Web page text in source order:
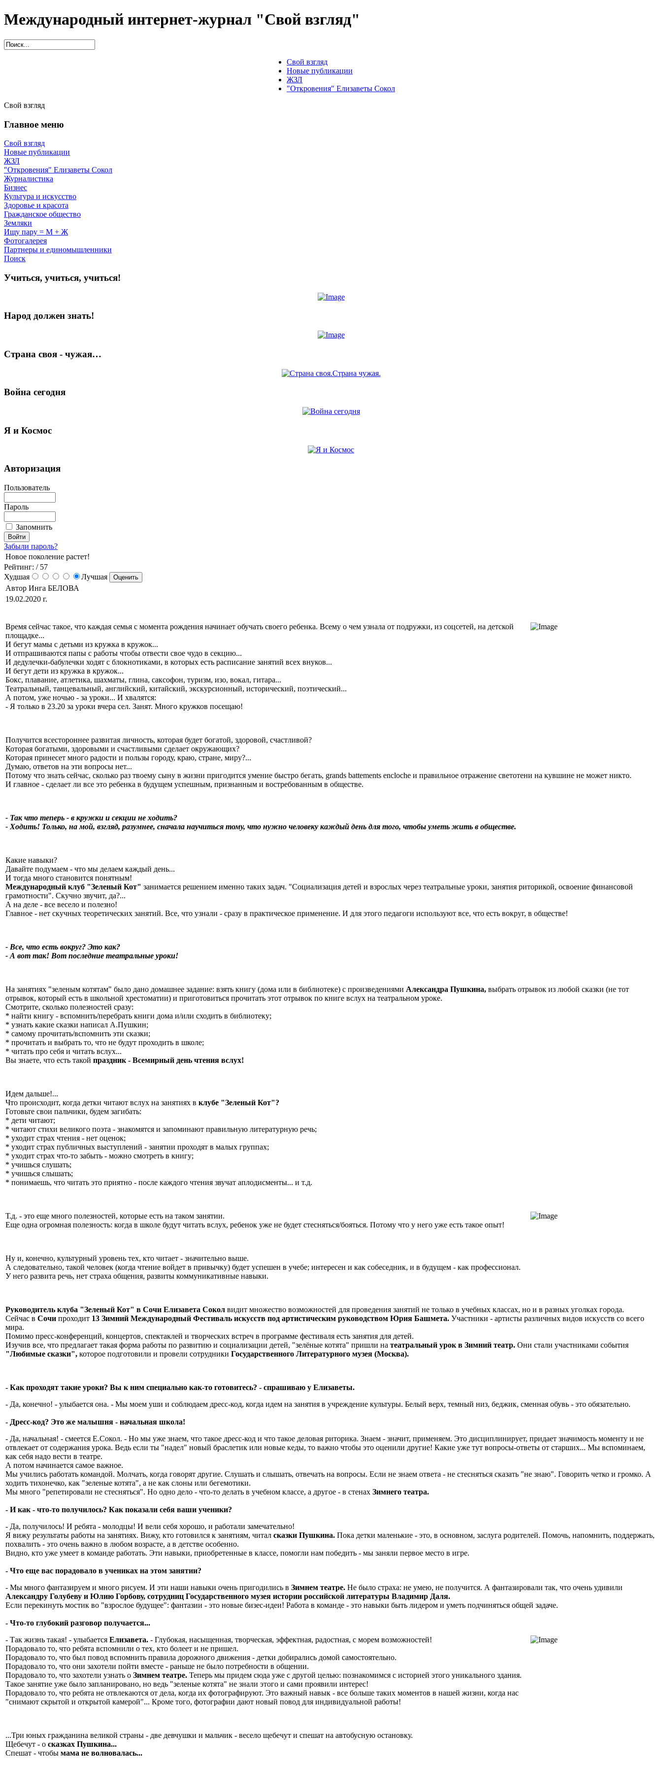
Международный интернет-журнал "Свой взгляд"
Свой взгляд
Новые публикации
ЖЗЛ
"Откровения" Елизаветы Сокол
Свой взгляд
Главное меню
Свой взгляд
Новые публикации
ЖЗЛ
"Откровения" Елизаветы Сокол
Журналистика
Бизнес
Культура и искусство
Здоровье и красота
Гражданское общество
Земляки
Ищу пару = М + Ж
Фотогалерея
Партнеры и единомышленники
Поиск
Учиться, учиться, учиться!
Народ должен знать!
Страна своя - чужая…
Война сегодня
Я и Космос
Авторизация
Пользователь
Пароль
Запомнить
Забыли пароль?
Новое поколение растет!
Рейтинг: / 57
Худшая
Лучшая
Автор Инга БЕЛОВА
19.02.2020 г.
Время сейчас такое, что каждая семья с момента рождения начинает обучать своего ребенка. Всему о чем узнала от подружки, из соцсетей, на детской
площадке...
И бегут мамы с детьми из кружка в кружок...
И отпрашиваются папы с работы чтобы отвести свое чудо в секцию...
И дедулечки-бабулечки ходят с блокнотиками, в которых есть расписание занятий всех внуков...
И бегут дети из кружка в кружок...
Бокс, плавание, атлетика, шахматы, глина, саксофон, туризм, изо, вокал, гитара...
Театральный, танцевальный, английский, китайский, экскурсионный, исторический, поэтический...
А потом, уже ночью - за уроки... И хвалятся:
- Я только в 23.20 за уроки вчера сел. Занят. Много кружков посещаю!
Получится всестороннее развитая личность, которая будет богатой, здоровой, счастливой?
Которая богатыми, здоровыми и счастливыми сделает окружающих?
Которая принесет много радости и пользы городу, краю, стране, миру?...
Думаю, ответов на эти вопросы нет...
Потому что знать сейчас, сколько раз твоему сыну в жизни пригодится умение быстро бегать, grands battements encloche и правильное отражение светотени на кувшине не может никто.
И главное - сделает ли все это ребенка в будущем успешным, признанным и востребованным в обществе.
- Так что теперь - в кружки и секции не ходить?
- Ходить! Только, на мой, взгляд, разумнее, сначала научиться тому, что нужно человеку каждый день для того, чтобы уметь жить в обществе.
Какие навыки?
Давайте подумаем - что мы делаем каждый день...
И тогда много становится понятным!
Международный клуб "Зеленый Кот" занимается решением именно таких задач. "Социализация детей и взрослых через театральные уроки, занятия риторикой, освоение финансовой
грамотности". Скучно звучит, да?...
А на деле - все весело и полезно!
Главное - нет скучных теоретических занятий. Все, что узнали - сразу в практическое применение. И для этого педагоги используют все, что есть вокруг, в обществе!
- Все, что есть вокруг? Это как?
- А вот так! Вот последние театральные уроки!
На занятиях "зеленым котятам" было дано домашнее задание: взять книгу (дома или в библиотеке) с произведениями Александра Пушкина, выбрать отрывок из любой сказки (не тот
отрывок, который есть в школьной хрестоматии) и приготовиться прочитать этот отрывок по книге вслух на театральном уроке.
Смотрите, сколько полезностей сразу:
* найти книгу - вспомнить/перебрать книги дома и/или сходить в библиотеку;
* узнать какие сказки написал А.Пушкин;
* самому прочитать/вспомнить эти сказки;
* прочитать и выбрать то, что не будут проходить в школе;
* читать про себя и читать вслух...
Вы знаете, что есть такой праздник - Всемирный день чтения вслух!
Идем дальше!...
Что происходит, когда детки читают вслух на занятиях в клубе "Зеленый Кот"?
Готовьте свои пальчики, будем загибать:
* дети читают;
* читают стихи великого поэта - знакомятся и запоминают правильную литературную речь;
* уходит страх чтения - нет оценок;
* уходит страх публичных выступлений - занятии проходят в малых группах;
* уходит страх что-то забыть - можно смотреть в книгу;
* учишься слушать;
* учишься слышать;
* понимаешь, что читать это приятно - после каждого чтения звучат аплодисменты... и т.д.
Т.д. - это еще много полезностей, которые есть на таком занятии.
Еще одна огромная полезность: когда в школе будут читать вслух, ребенок уже не будет стесняться/бояться. Потому что у него уже есть такое опыт!
Ну и, конечно, культурный уровень тех, кто читает - значительно выше.
А следовательно, такой человек (когда чтение войдет в привычку) будет успешен в учебе; интересен и как собеседник, и в будущем - как профессионал.
У него развита речь, нет страха общения, развиты коммуникативные навыки.
Руководитель клуба "Зеленый Кот" в Сочи Елизавета Сокол видит множество возможностей для проведения занятий не только в учебных классах, но и в разных уголках города.
Сейчас в Сочи проходит 13 Зимний Международный Фестиваль искусств под артистическим руководством Юрия Башмета. Участники - артисты различных видов искусств со всего
мира.
Помимо пресс-конференций, концертов, спектаклей и творческих встреч в программе фестиваля есть занятия для детей.
Изучив все, что предлагает такая форма работы по развитию и социализации детей, "зелёные котята" пришли на театральный урок в Зимний театр. Они стали участниками события
"Любимые сказки", которое подготовили и провели сотрудники Государственного Литературного музея (Москва).
- Как проходят такие уроки? Вы к ним специально как-то готовитесь? - спрашиваю у Елизаветы.
- Да, конечно! - улыбается она. - Мы моем уши и соблюдаем дресс-код, когда идем на занятия в учреждение культуры. Белый верх, темный низ, беджик, сменная обувь - это обязательно.
- Дресс-код? Это же малышня - начальная школа!
- Да, начальная! - смеется Е.Сокол. - Но мы уже знаем, что такое дресс-код и что такое деловая риторика. Знаем - значит, применяем. Это дисциплинирует, придает значимость моменту и не
отвлекает от содержания урока. Ведь если ты "надел" новый браслетик или новые кеды, то важно чтобы это оценили другие! Какие уже тут вопросы-ответы от старших... Мы вспоминаем,
как себя надо вести в театре.
А потом начинается самое важное.
Мы учились работать командой. Молчать, когда говорят другие. Слушать и слышать, отвечать на вопросы. Если не знаем ответа - не стесняться сказать "не знаю". Говорить четко и громко. А
ходить тихонечко, как "зеленые котята", а не как слоны или бегемотики.
Мы много "репетировали не стесняться". Но одно дело - что-то делать в учебном классе, а другое - в стенах Зимнего театра.
- И как - что-то получилось? Как показали себя ваши ученики?
- Да, получилось! И ребята - молодцы! И вели себя хорошо, и работали замечательно!
Я вижу результаты работы на занятиях. Вижу, кто готовился к занятиям, читал сказки Пушкина. Пока детки маленькие - это, в основном, заслуга родителей. Помочь, напомнить, поддержать,
похвалить - это очень важно в любом возрасте, а в детстве особенно.
Видно, кто уже умеет в команде работать. Эти навыки, приобретенные в классе, помогли нам победить - мы заняли первое место в игре.
- Что еще вас порадовало в учениках на этом занятии?
- Мы много фантазируем и много рисуем. И эти наши навыки очень пригодились в Зимнем театре. Не было страха: не умею, не получится. А фантазировали так, что очень удивили
Александру Голубеву и Юлию Горбову, сотрудниц Государственного музея истории российской литературы Владимир Даля.
Если перекинуть мостик во "взрослое будущее": фантазии - это новые бизес-идеи! Работа в команде - это навыки быть лидером и уметь подчиняться общей задаче.
- Что-то глубокий разговор получается...
- Так жизнь такая! - улыбается Елизавета. - Глубокая, насыщенная, творческая, эффектная, радостная, с морем возможностей!
Порадовало то, что ребята вспомнили о тех, кто болеет и не пришел.
Порадовало то, что был повод вспомнить правила дорожного движения - детки добирались домой самостоятельно.
Порадовало то, что они захотели пойти вместе - раньше не было потребности в общении.
Порадовало то, что захотели узнать о Зимнем театре. Теперь мы придем сюда уже с другой целью: познакомимся с историей этого уникального здания.
Такое занятие уже было запланировано, но ведь "зеленые котята" не знали этого и сами проявили интерес!
Порадовало то, что ребята не отвлекаются от дела, когда их фотографируют. Это важный навык - все больше таких моментов в нашей жизни, когда нас
"снимают скрытой и открытой камерой"... Кроме того, фотографии дают новый повод для индивидуальной работы!
...Три юных гражданина великой страны - две девчушки и мальчик - весело щебечут и спешат на автобусную остановку.
Щебечут - о сказках Пушкина...
Спешат - чтобы мама не волновалась...